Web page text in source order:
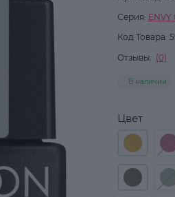
Серия: ENVY
Код Товара:
Отзывы: (0)
В наличии
Цвет